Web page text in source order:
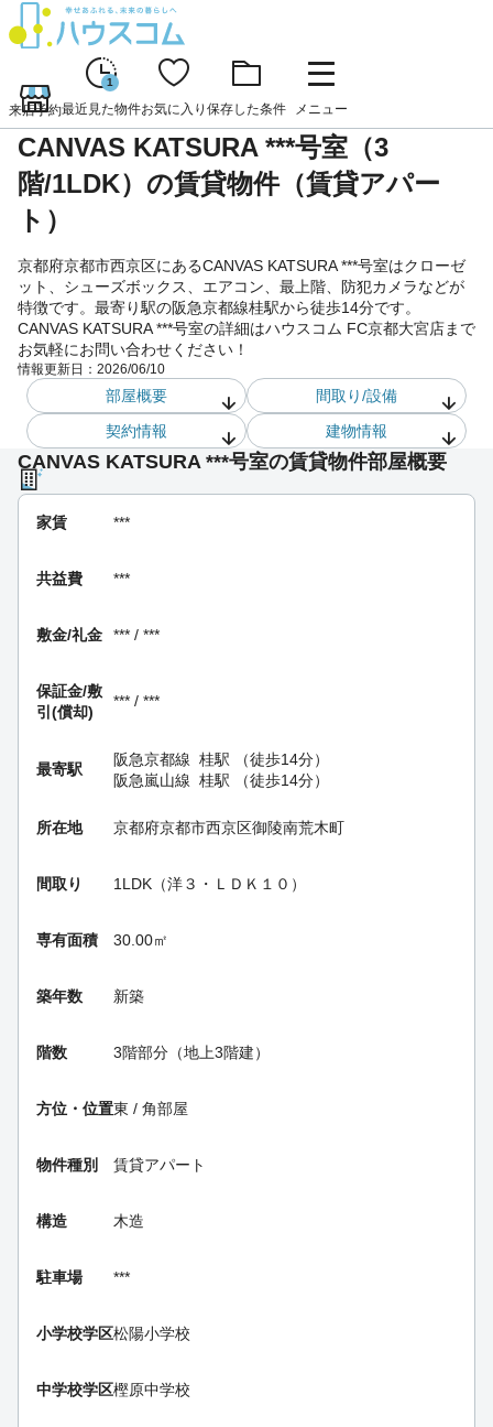
来店予約
1
最近見た物件お気に入り 保存した条件 メニュー
CANVAS KATSURA ***号室（3
階/1LDK）の賃貸物件（賃貸アパー
ト）
京都府京都市西京区にあるCANVAS KATSURA ***号室はクローゼ
ット、シューズボックス、エアコン、最上階、防犯カメラなどが
特徴です。最寄り駅の阪急京都線桂駅から徒歩14分です。
CANVAS KATSURA ***号室の詳細はハウスコム FC京都大宮店まで
お気軽にお問い合わせください！
情報更新日： 2026/06/10
部屋概要
間取り/設備
契約情報
建物情報
CANVAS KATSURA ***号室の賃貸物件部屋概要
家賃 ***
共益費 ***
敷金/礼金 *** / ***
保証金/敷
引(償却)
*** / ***
最寄駅
阪急京都線 桂駅 （徒歩14分）
阪急嵐山線 桂駅 （徒歩14分）
所在地 京都府京都市西京区御陵南荒木町
間取り 1LDK（洋３・ＬＤＫ１０）
専有面積 30.00㎡
築年数 新築
階数 3階部分（地上3階建）
方位・位置東 / 角部屋
物件種別 賃貸アパート
構造 木造
駐車場 ***
小学校学区松陽小学校
中学校学区樫原中学校